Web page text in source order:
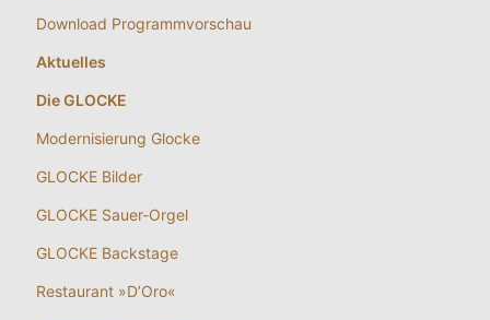
Download Programmvorschau
Aktuelles
Die GLOCKE
Modernisierung Glocke
GLOCKE Bilder
GLOCKE Sauer-Orgel
GLOCKE Backstage
Restaurant »D’Oro«